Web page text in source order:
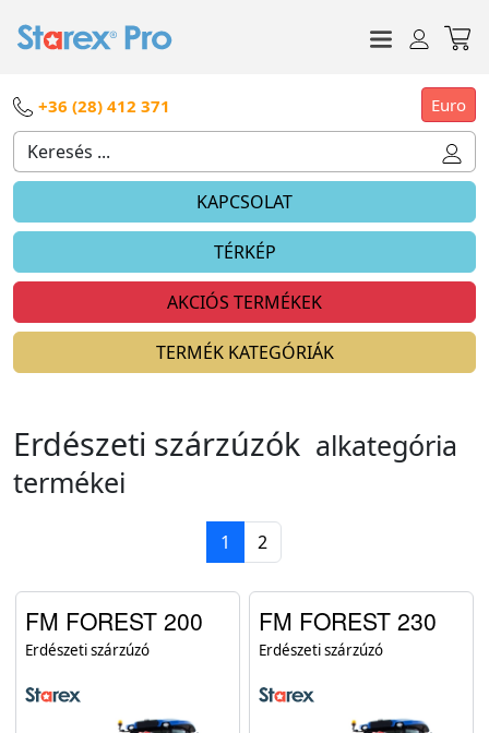
+36 (28) 412 371 Euro
KAPCSOLAT
TÉRKÉP
AKCIÓS TERMÉKEK
TERMÉK KATEGÓRIÁK
Erdészeti szárzúzók alkategória
termékei
1 2
FM FOREST 200
Erdészeti szárzúzó
FM FOREST 230
Erdészeti szárzúzó